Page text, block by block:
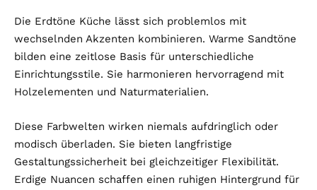
Die Erdtöne Küche lässt sich problemlos mit
wechselnden Akzenten kombinieren. Warme Sandtöne
bilden eine zeitlose Basis für unterschiedliche
Einrichtungsstile. Sie harmonieren hervorragend mit
Holzelementen und Naturmaterialien.
Diese Farbwelten wirken niemals aufdringlich oder
modisch überladen. Sie bieten langfristige
Gestaltungssicherheit bei gleichzeitiger Flexibilität.
Erdige Nuancen schaffen einen ruhigen Hintergrund für